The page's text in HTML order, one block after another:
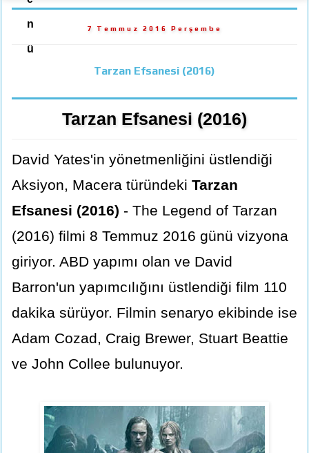
n
ü
7 Temmuz 2016 Perşembe
Tarzan Efsanesi (2016)
Tarzan Efsanesi (2016)
David Yates'in yönetmenliğini üstlendiği
Aksiyon, Macera türündeki Tarzan
Efsanesi (2016) - The Legend of Tarzan
(2016) filmi 8 Temmuz 2016 günü vizyona
giriyor. ABD yapımı olan ve David
Barron'un yapımcılığını üstlendiği film 110
dakika sürüyor. Filmin senaryo ekibinde ise
Adam Cozad, Craig Brewer, Stuart Beattie
ve John Collee bulunuyor.